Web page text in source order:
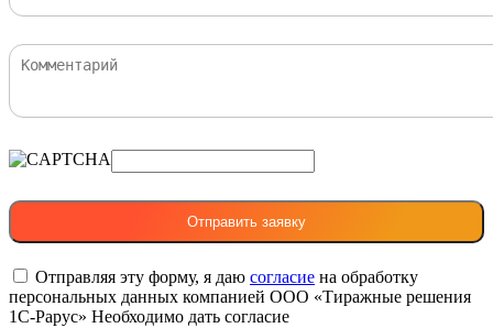
Отправляя эту форму, я даю согласие на обработку
персональных данных компанией ООО «Тиражные решения
1С-Рарус» Необходимо дать согласие